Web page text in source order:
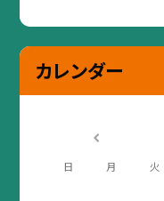
カレンダー
日 月 火